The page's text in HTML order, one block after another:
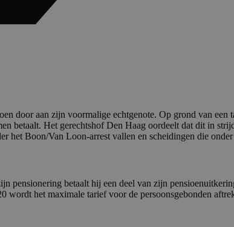
door aan zijn voormalige echtgenote. Op grond van
betaalt. Het gerechtshof Den Haag oordeelt dat dit in
het Boon/Van Loon-arrest vallen en scheidingen die
pensionering betaalt hij een deel van zijn
wordt het maximale tarief voor de persoonsgebonden